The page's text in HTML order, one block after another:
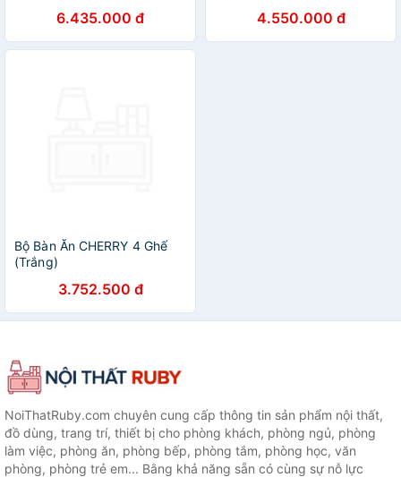
6.435.000 đ 4.550.000 đ
Bộ Bàn Ăn CHERRY 4 Ghế
(Trắng)
3.752.500 đ
NoiThatRuby.com chuyên cung cấp thông tin sản phẩm nội thất,
đồ dùng, trang trí, thiết bị cho phòng khách, phòng ngủ, phòng
làm việc, phòng ăn, phòng bếp, phòng tắm, phòng học, văn
phòng, phòng trẻ em... Bằng khả năng sẵn có cùng sự nỗ lực